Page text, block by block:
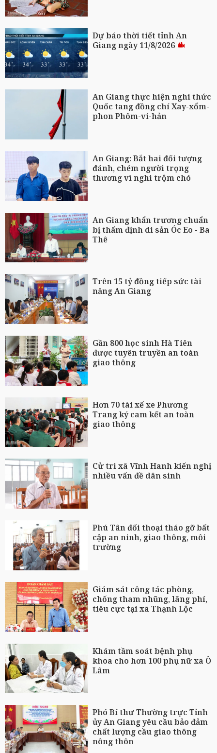
Dự báo thời tiết tỉnh An
Giang ngày 11/8/2026
An Giang thực hiện nghi thức
Quốc tang đồng chí Xay-xổm-
phon Phôm-vi-hản
An Giang: Bắt hai đối tượng
đánh, chém người trọng
thương vì nghi trộm chó
An Giang khẩn trương chuẩn
bị thẩm định di sản Óc Eo - Ba
Thê
Trên 15 tỷ đồng tiếp sức tài
năng An Giang
Gần 800 học sinh Hà Tiên
được tuyên truyền an toàn
giao thông
Hơn 70 tài xế xe Phương
Trang ký cam kết an toàn
giao thông
Cử tri xã Vĩnh Hanh kiến nghị
nhiều vấn đề dân sinh
Phú Tân đối thoại tháo gỡ bất
cập an ninh, giao thông, môi
trường
Giám sát công tác phòng,
chống tham nhũng, lãng phí,
tiêu cực tại xã Thạnh Lộc
Khám tầm soát bệnh phụ
khoa cho hơn 100 phụ nữ xã Ô
Lâm
Phó Bí thư Thường trực Tỉnh
ủy An Giang yêu cầu bảo đảm
chất lượng cầu giao thông
nông thôn